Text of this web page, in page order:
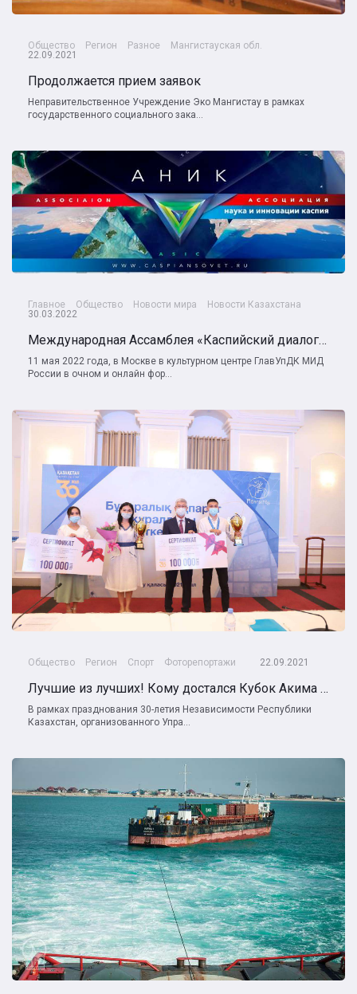
Общество Регион Разное
Мангистауская обл.
22.09.2021
Продолжается прием заявок
Неправительственное Учреждение Эко Мангистау в рамках
государственного социального зака...
Главное Общество Новости мира
Новости Казахстана
30.03.2022
Международная Ассамблея «Каспийский диалог» - 2022
11 мая 2022 года, в Москве в культурном центре ГлавУпДК МИД
России в очном и онлайн фор...
Общество Регион Спорт Фоторепортажи 22.09.2021
Лучшие из лучших! Кому достался Кубок Акима области?!
В рамках празднования 30-летия Независимости Республики
Казахстан, организованного Упра...